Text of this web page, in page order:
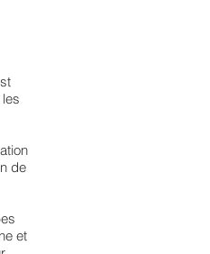
de
et